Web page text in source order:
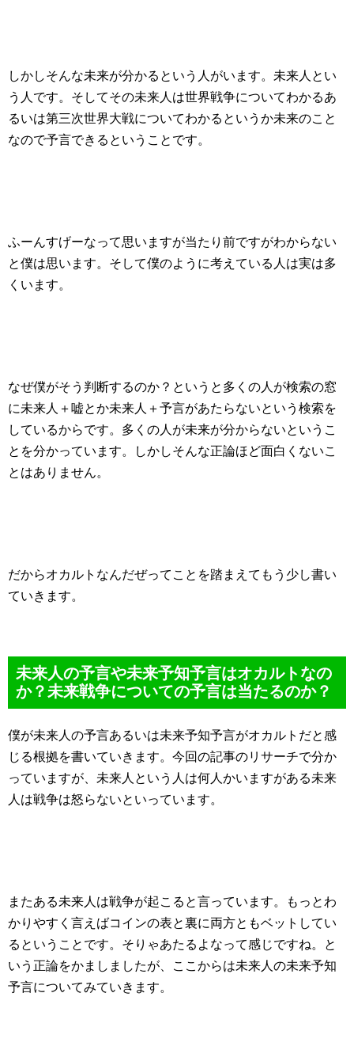
しかしそんな未来が分かるという人がいます。未来人とい
う人です。そしてその未来人は世界戦争についてわかるあ
るいは第三次世界大戦についてわかるというか未来のこと
なので予言できるということです。
ふーんすげーなって思いますが当たり前ですがわからない
と僕は思います。そして僕のように考えている人は実は多
くいます。
なぜ僕がそう判断するのか？というと多くの人が検索の窓
に未来人＋嘘とか未来人＋予言があたらないという検索を
しているからです。多くの人が未来が分からないというこ
とを分かっています。しかしそんな正論ほど面白くないこ
とはありません。
だからオカルトなんだぜってことを踏まえてもう少し書い
ていきます。
未来人の予言や未来予知予言はオカルトなの
か？未来戦争についての予言は当たるのか？
僕が未来人の予言あるいは未来予知予言がオカルトだと感
じる根拠を書いていきます。今回の記事のリサーチで分か
っていますが、未来人という人は何人かいますがある未来
人は戦争は怒らないといっています。
またある未来人は戦争が起こると言っています。もっとわ
かりやすく言えばコインの表と裏に両方ともベットしてい
るということです。そりゃあたるよなって感じですね。と
いう正論をかましましたが、ここからは未来人の未来予知
予言についてみていきます。